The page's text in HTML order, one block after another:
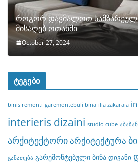
როგორ დავმალოთ
მისაღებ ოთახში
October 27, 2024
ტეგები
binis remonti garemontebuli bina ilia zakaraia
interieris dizaini studio cube
არქიტექტორიარქიტექტურა
განათება გარემონტებული ბინა დივანი